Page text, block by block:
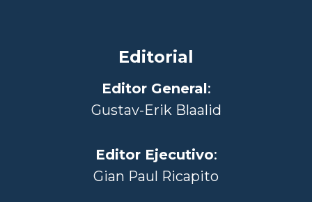
Editorial
Editor General:
Gustav-Erik Blaalid
Editor Ejecutivo:
Gian Paul Ricapito